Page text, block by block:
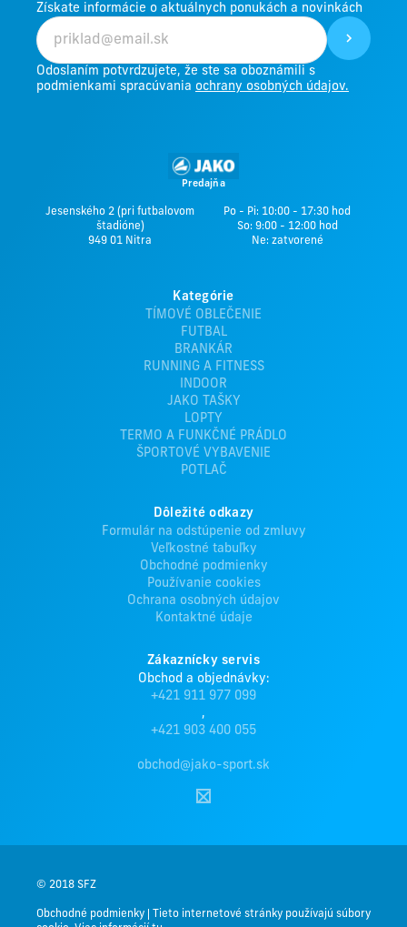
Získate informácie o aktuálnych ponukách a novinkách
Odoslaním potvrdzujete, že ste sa oboznámili s
podmienkami spracúvania ochrany osobných údajov.
Predajňa
Jesenského 2 (pri futbalovom
štadióne)
949 01 Nitra
Po - Pi: 10:00 - 17:30 hod
So: 9:00 - 12:00 hod
Ne: zatvorené
Kategórie
TÍMOVÉ OBLEČENIE
FUTBAL
BRANKÁR
RUNNING A FITNESS
INDOOR
JAKO TAŠKY
LOPTY
TERMO A FUNKČNÉ PRÁDLO
ŠPORTOVÉ VYBAVENIE
POTLAČ
Dôležité odkazy
Formulár na odstúpenie od zmluvy
Veľkostné tabuľky
Obchodné podmienky
Používanie cookies
Ochrana osobných údajov
Kontaktné údaje
Zákaznícky servis
Obchod a objednávky:
+421 911 977 099
,
+421 903 400 055
obchod@jako-sport.sk
© 2018 SFZ
Obchodné podmienky
Tieto internetové stránky používajú súbory